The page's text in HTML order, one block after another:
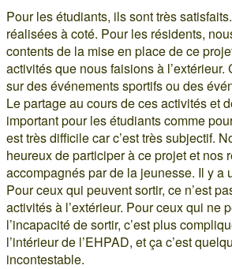
Pour les étudiants, ils sont très
réalisées à coté. Pour les résidents,
contents de la mise en place de ce
activités que nous faisions à
sur des événements sportifs ou des
Le partage au cours de ces activités et
important pour les étudiants comme
est très difficile car c’est très subjectif.
heureux de participer à ce projet et nos
accompagnés par de la jeunesse. Il y
Pour ceux qui peuvent sortir, ce n’est
activités à l’extérieur. Pour ceux qui ne
l’incapacité de sortir, c’est plus
l’intérieur de l’EHPAD, et ça c’est
incontestable.